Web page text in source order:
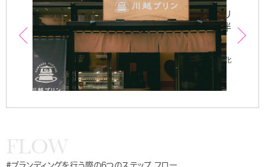
理念の言語化から2号店オープンへ。「なぜプリ
ンを売るのか」を問い直したリブランディング伴
走
コンセプトブック / 理念・ブランドストーリーの言語化
/ 製本ブランドブック / Web / リーフレット / 店内ツ
ール / 動画 / デジタルサイネージ
FLOW
#ブランディングを行う際の6つのステップ、フロー